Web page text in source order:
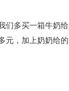
多买一箱牛奶给
元，加上奶奶给